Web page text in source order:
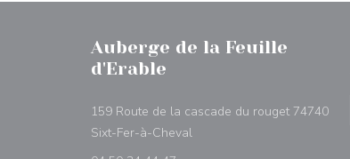
Auberge de la Feuille
d'Erable
159 Route de la cascade du rouget 74740
Sixt-Fer-à-Cheval((öppnas i ett nytt fönster))